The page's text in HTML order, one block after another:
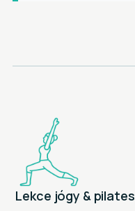
Lekce jógy & pilates